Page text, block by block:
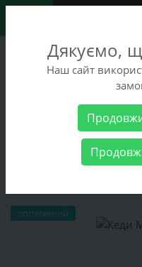
Чоловічі товари
Кеди Mida
ПОПУЛЯРНИЙ
Дякуємо,
Наш сайт